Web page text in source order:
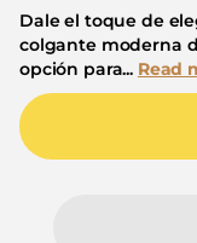
Dale el toque de
colgante moderna
opción para... Read